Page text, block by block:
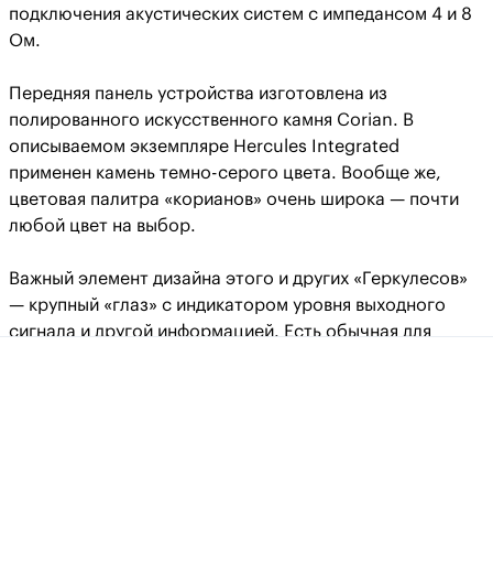
подключения акустических систем с импедансом 4 и 8
Ом.
Передняя панель устройства изготовлена из
полированного искусственного камня Corian. В
описываемом экземпляре Hercules Integrated
применен камень темно-серого цвета. Вообще же,
цветовая палитра «корианов» очень широка — почти
любой цвет на выбор.
Важный элемент дизайна этого и других «Геркулесов»
— крупный «глаз» с индикатором уровня выходного
сигнала и другой информацией. Есть обычная для